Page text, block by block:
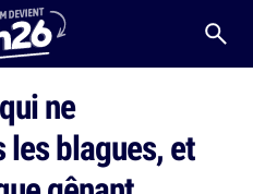
ne
les blagues, et